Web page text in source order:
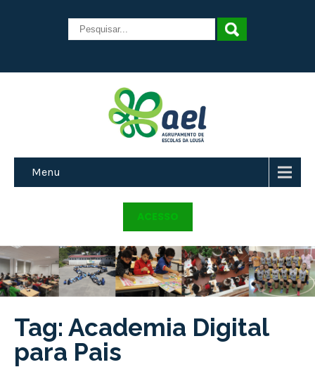
Menu
ACESSO
Tag: Academia Digital
para Pais